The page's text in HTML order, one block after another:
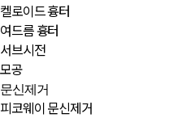
켈로이드 흉터
여드름 흉터
서브시전
모공
문신제거
피코웨이 문신제거